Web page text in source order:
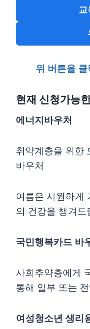
위 버튼을
현재 신청가능
에너지바우처
취약계층을 위한
바우처
여름은 시원하게
의 건강을 챙겨
국민행복카드 바
사회추약층에게
통해 일부 또는
여성청소년 생리